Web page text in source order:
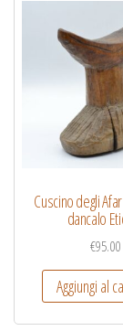
Cuscino degli
dancalo
€95.00
Aggiungi al